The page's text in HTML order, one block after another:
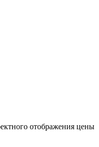
отображения цены